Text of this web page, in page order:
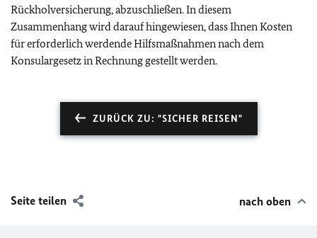
Rückholversicherung, abzuschließen. In diesem
Zusammenhang wird darauf hingewiesen, dass Ihnen Kosten
für erforderlich werdende Hilfsmaßnahmen nach dem
Konsulargesetz in Rechnung gestellt werden.
ZURÜCK ZU: "SICHER REISEN"
Seite teilen nach oben